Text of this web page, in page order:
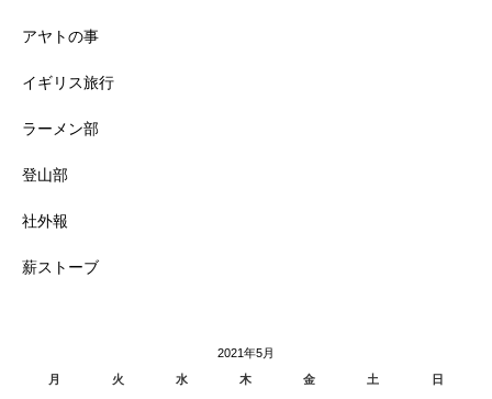
アヤトの事
イギリス旅行
ラーメン部
登山部
社外報
薪ストーブ
2021年5月
月
火 水 木 金 土 日